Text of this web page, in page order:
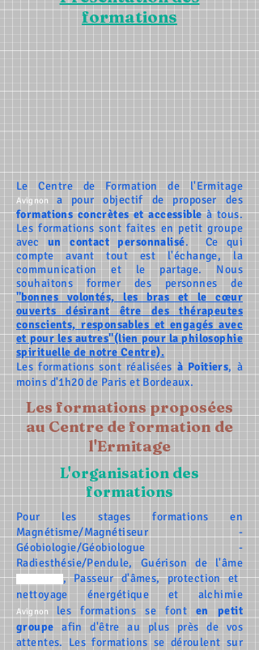
formations
Le Centre de Formation de l'Ermitage
Avignon a pour objectif de proposer des
formations concrètes et accessibleà tous.
Les formations sont faites en petit groupe
avecun contact personnalisé. Ce qui
compte avant tout est l'échange, la
communication et le partage. Nous
souhaitons former des personnes de
"bonnes volontés, les bras et le cœur
ouverts désirant être des thérapeutes
conscients, responsables et engagés avec
et pour les autres"(lien pour la philosophie
spirituelle de notre Centre).
Les formations sont réalisées à Poitiers, à
moins d'1h20 de Paris et Bordeaux.
Les formations proposées
au Centre de formation de
l'Ermitage
L'organisation des
formations
Pour les stages formations en
Magnétisme/Magnétiseur -
Géobiologie/Géobiologue -
Radiesthésie/Pendule, Guérison de l'âme
, Passeur d'âmes, protection et
nettoyage énergétique et alchimie
Avignon les formations se fonten petit
groupe afin d'être au plus près de vos
attentes. Les formations se déroulent sur